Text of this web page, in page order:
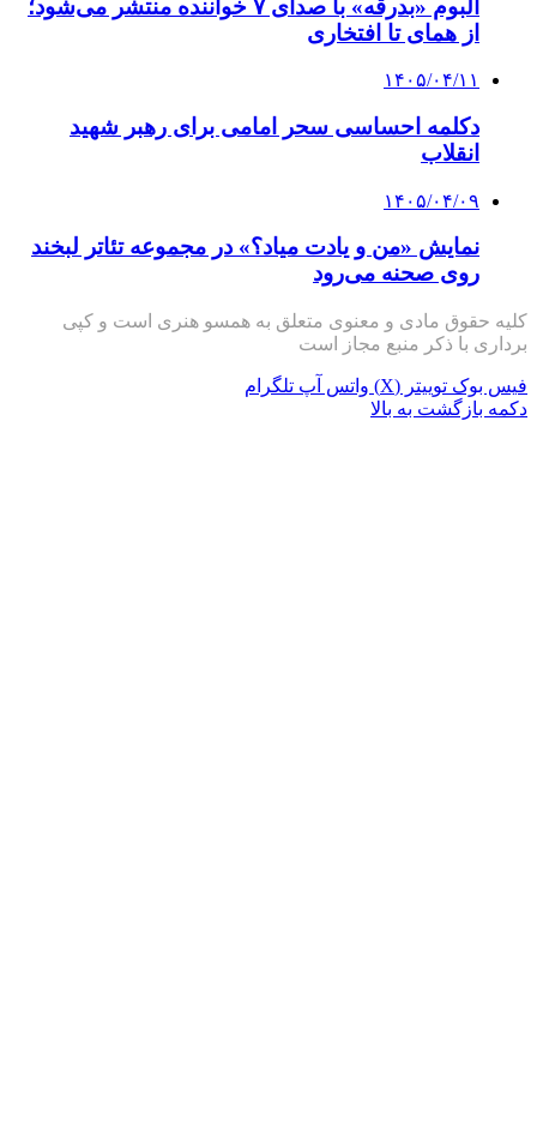
آلبوم «بدرقه» با صدای ۷ خواننده منتشر می‌شود؛
از همای تا افتخاری
۱۴۰۵/۰۴/۱۱
دکلمه‌ احساسی سحر امامی برای رهبر شهید
انقلاب
۱۴۰۵/۰۴/۰۹
نمایش «من و یادت میاد؟» در مجموعه تئاتر لبخند
روی صحنه می‌رود
کلیه حقوق مادی و معنوی متعلق به همسو هنری است و کپی
برداری با ذکر منبع مجاز است
فیس بوک توییتر (X) واتس آپ تلگرام
دکمه بازگشت به بالا